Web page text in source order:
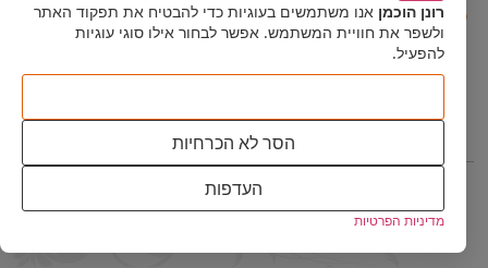
רחוב הכפר
(צמוד לגני תפוז) רשפון
© כל הזכויות שמורות לרונן הוכמן ציוד ועיצוב אירועים 2026
עוצב ונבנה ע״י ליעד שר
Google חלים עליו.
רונן הוכמן אנו משתמשים בעוגיות כדי להבטיח את תפקוד האתר
ולשפר את חוויית המשתמש. אפשר לבחור אילו סוגי עוגיות
להפעיל.
הסר לא הכרחיות
העדפות
מדיניות הפרטיות